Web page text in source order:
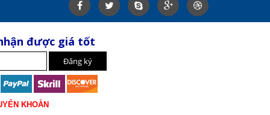
được giá tốt
KHOẢN